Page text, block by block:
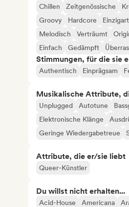
Chillen Zeitgenössische
Groovy
Hardcore
Melodisch
Verträumt
Einfach
Gedämpft
Stimmungen, für die sie
Authentisch Einprägsam
Musikalische Attribute,
Unplugged Autotune
Elektronische Klänge
Geringe Wiedergabetreue
Attribute, die er/sie liebt
Queer-Künstler
Du willst nicht erhalten...
Acid-House Americana